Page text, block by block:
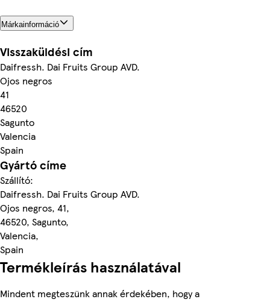
Márkainformáció
Visszaküldési cím
Daifressh. Dai Fruits Group AVD.
Ojos negros
41
46520
Sagunto
Valencia
Spain
Gyártó címe
Szállító:
Daifressh. Dai Fruits Group AVD.
Ojos negros, 41,
46520, Sagunto,
Valencia,
Spain
Termékleírás használatával
Mindent megteszünk annak érdekében, hogy a